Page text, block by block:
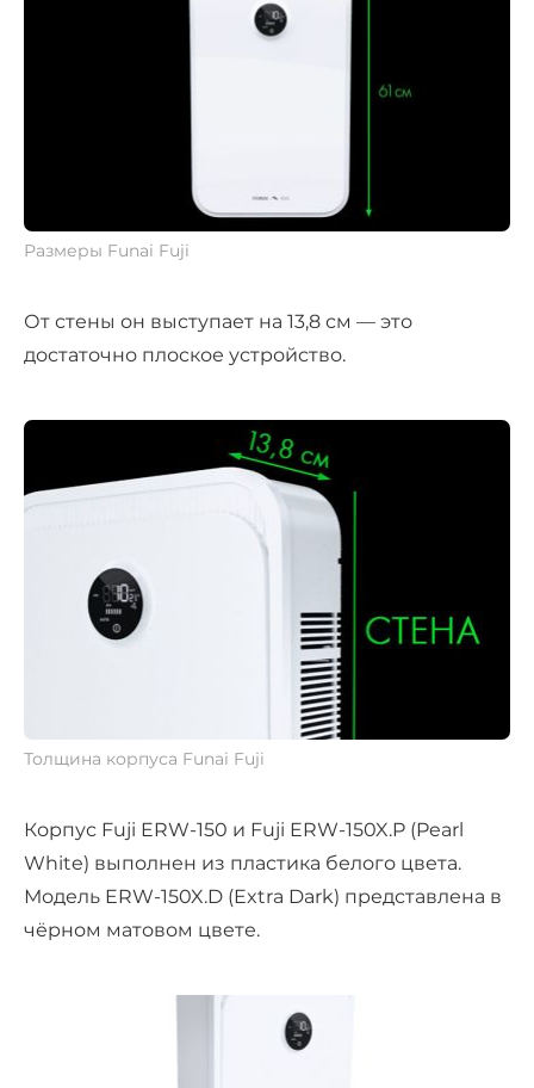
Размеры Funai Fuji
От стены он выступает на 13,8 см — это
достаточно плоское устройство.
Толщина корпуса Funai Fuji
Корпус Fuji ERW-150 и Fuji ERW-150X.P (Pearl
White) выполнен из пластика белого цвета.
Модель ERW-150X.D (Extra Dark) представлена в
чёрном матовом цвете.